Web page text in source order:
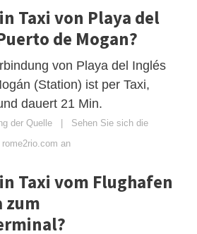
Taxi von Playa del
de Mogan?
von Playa del Inglés
(Station) ist per Taxi,
dauert 21 Min.
der Quelle | Sehen Sie sich die
an
Taxi vom Flughafen
zum